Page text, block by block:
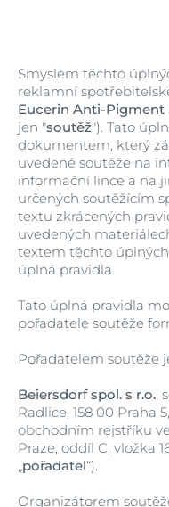
Smyslem těchto
reklamní
Eucerin Anti-Pigment
jen "soutěž"). Tato
dokumentem, který
uvedené soutěže na
informační lince a na
určených soutěžícím
textu zkrácených
uvedených
textem těchto
úplná pravidla.
Tato úplná pravidla
pořadatele soutěže
Pořadatelem soutěže
Beiersdorf spol. s r.o.,
Radlice, 158 00 Praha
obchodním rejstříku
Praze, oddíl C, vložka
„pořadatel“).
Organizátorem